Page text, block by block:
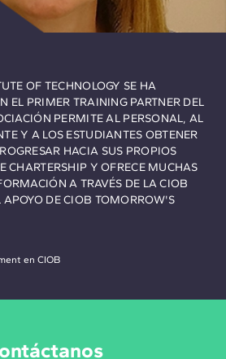
OF TECHNOLOGY SE HA
EL PRIMER TRAINING PARTNER DEL
PERMITE AL PERSONAL, AL
Y A LOS ESTUDIANTES OBTENER
HACIA SUS PROPIOS
CHARTERSHIP Y OFRECE MUCHAS
A TRAVÉS DE LA CIOB
DE CIOB TOMORROW'S
en CIOB